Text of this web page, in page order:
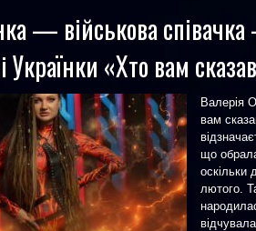
— військова
Українки «Хто вам
Валерія
вам
що
оскільки
лютого.